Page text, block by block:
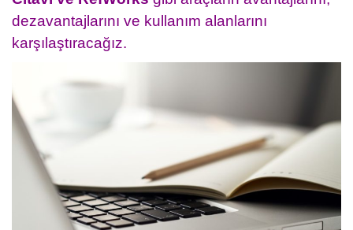
dezavantajlarını ve kullanım alanlarını
karşılaştıracağız.